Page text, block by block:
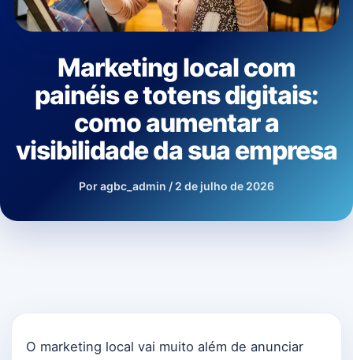
Marketing local com
painéis e totens digitais:
como aumentar a
visibilidade da sua empresa
Poragbc_admin / 2 de julho de 2026
O marketing local vai muito além de anunciar